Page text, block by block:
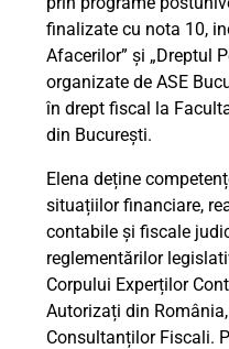
finalizate cu nota 10,
Afacerilor” și „Dreptul
organizate de ASE
în drept fiscal la
din București.
Elena deține
situațiilor financiare,
contabile și fiscale
reglementărilor
Corpului Experților
Autorizați din
Consultanților Fiscali.